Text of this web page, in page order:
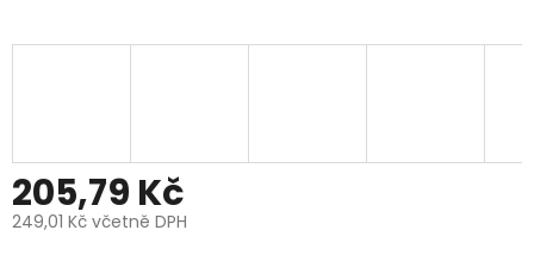
205,79 Kč
249,01 Kč včetně DPH